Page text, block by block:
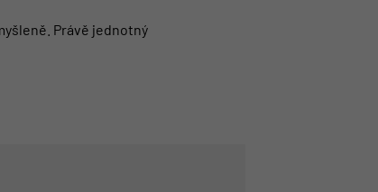
Právě jednotný